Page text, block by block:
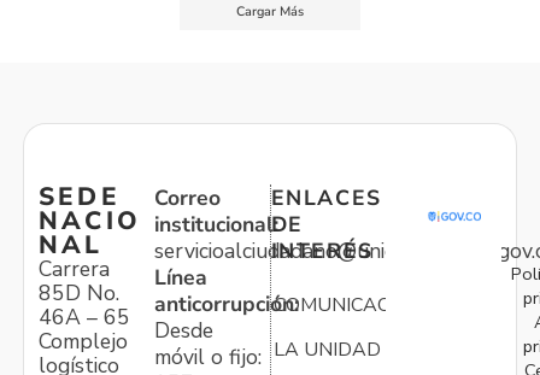
Cargar Más
SEDE
NACIO
NAL
Carrera
85D No.
46A – 65
Complejo
logístico
Correo
institucional:
Línea
anticorrupción:
Desde
móvil o fijo:
ENLACES
DE
INTERÉS
COMUNICACIONES
LA UNIDAD